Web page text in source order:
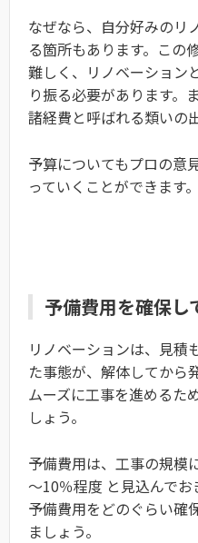
なぜなら、自分好みのリ
る箇所もあります。この
難しく、リノベーション
り振る必要があります。
諸経費と呼ばれる類いの
予算についてもプロの意
っていくことができます。
予備費用を確保し
リノベーションは、見積
た事態が、解体してから
ムーズに工事を進めるた
しょう。
予備費用は、工事の規模
～10％程度 と見込んでお
予備費用をどのぐらい確
ましょう。